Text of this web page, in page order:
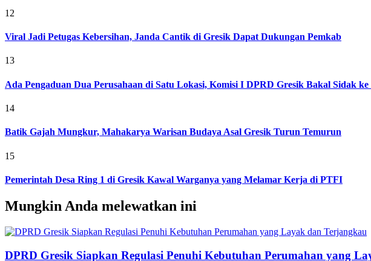
12
Viral Jadi Petugas Kebersihan, Janda Cantik di Gresik Dapat Dukungan Pemkab
13
Ada Pengaduan Dua Perusahaan di Satu Lokasi, Komisi I DPRD Gresik Bakal Sidak
14
Batik Gajah Mungkur, Mahakarya Warisan Budaya Asal Gresik Turun Temurun
15
Pemerintah Desa Ring 1 di Gresik Kawal Warganya yang Melamar Kerja di PTFI
Mungkin Anda melewatkan ini
DPRD Gresik Siapkan Regulasi Penuhi Kebutuhan Perumahan yang